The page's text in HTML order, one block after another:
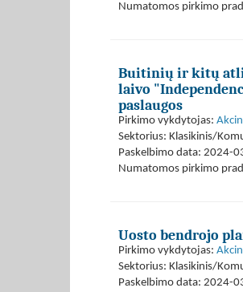
Numatomos pirkimo
Buitinių ir kitų
laivo
paslaugos
Pirkimo vykdytojas:
Sektorius: Klasikinis/
Paskelbimo data: 2024-
Numatomos pirkimo
Uosto bendrojo
Pirkimo vykdytojas:
Sektorius: Klasikinis/
Paskelbimo data: 2024-